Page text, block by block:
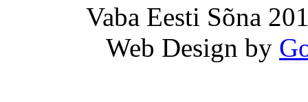
Vaba Eesti Sõna
Web Design by